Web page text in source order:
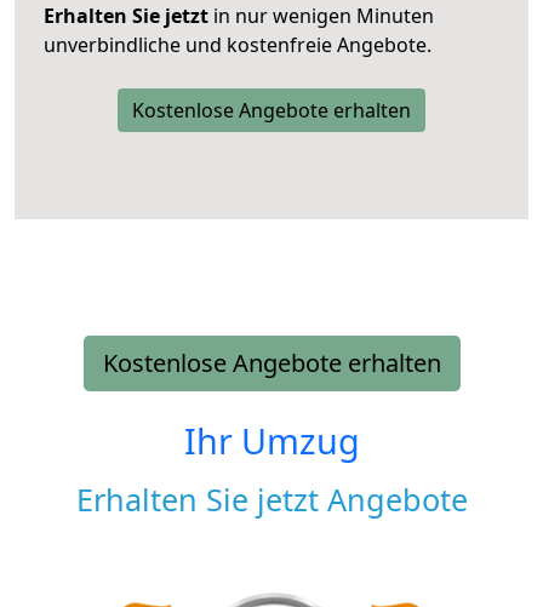
Erhalten Sie jetzt in nur wenigen Minuten
unverbindliche und kostenfreie Angebote.
Kostenlose Angebote erhalten
Kostenlose Angebote erhalten
Ihr Umzug
Erhalten Sie jetzt Angebote